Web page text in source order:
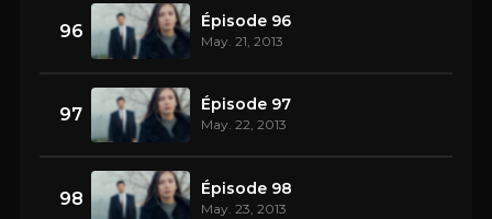
96 Épisode 96
May. 21, 2013
97 Épisode 97
May. 22, 2013
98 Épisode 98
May. 23, 2013